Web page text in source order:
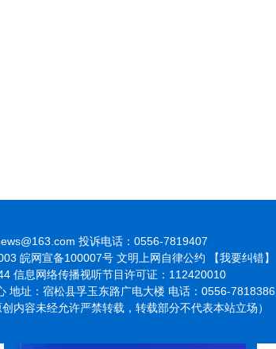
投诉电话：0556-7819407
皖网宣备100007号 文明上网自律公约
【我要纠错】
信息网络传播视听节目许可证：112420010
地址：宿松县孚玉东路广电大楼 电话：0556-7818386
内容未经允许严禁转载，转载部分不代表本站立场）